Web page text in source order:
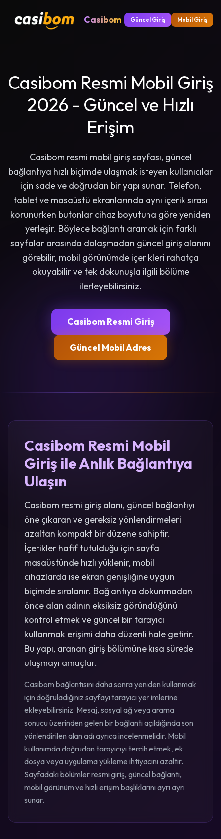
Casibom Güncel Giriş Mobil Giriş
Casibom Resmi Mobil Giriş
2026 - Güncel ve Hızlı
Erişim
Casibom resmi mobil giriş sayfası, güncel
bağlantıya hızlı biçimde ulaşmak isteyen kullanıcılar
için sade ve doğrudan bir yapı sunar. Telefon,
tablet ve masaüstü ekranlarında aynı içerik sırası
korunurken butonlar cihaz boyutuna göre yeniden
yerleşir. Böylece bağlantı aramak için farklı
sayfalar arasında dolaşmadan güncel giriş alanını
görebilir, mobil görünümde içerikleri rahatça
okuyabilir ve tek dokunuşla ilgili bölüme
ilerleyebilirsiniz.
Casibom Resmi Giriş
Güncel Mobil Adres
Casibom Resmi Mobil
Giriş ile Anlık Bağlantıya
Ulaşın
Casibom resmi giriş alanı, güncel bağlantıyı
öne çıkaran ve gereksiz yönlendirmeleri
azaltan kompakt bir düzene sahiptir.
İçerikler hafif tutulduğu için sayfa
masaüstünde hızlı yüklenir, mobil
cihazlarda ise ekran genişliğine uygun
biçimde sıralanır. Bağlantıya dokunmadan
önce alan adının eksiksiz göründüğünü
kontrol etmek ve güncel bir tarayıcı
kullanmak erişimi daha düzenli hale getirir.
Bu yapı, aranan giriş bölümüne kısa sürede
ulaşmayı amaçlar.
Casibom bağlantısını daha sonra yeniden kullanmak
için doğruladığınız sayfayı tarayıcı yer imlerine
ekleyebilirsiniz. Mesaj, sosyal ağ veya arama
sonucu üzerinden gelen bir bağlantı açıldığında son
yönlendirilen alan adı ayrıca incelenmelidir. Mobil
kullanımda doğrudan tarayıcıyı tercih etmek, ek
dosya veya uygulama yükleme ihtiyacını azaltır.
Sayfadaki bölümler resmi giriş, güncel bağlantı,
mobil görünüm ve hızlı erişim başlıklarını ayrı ayrı
sunar.